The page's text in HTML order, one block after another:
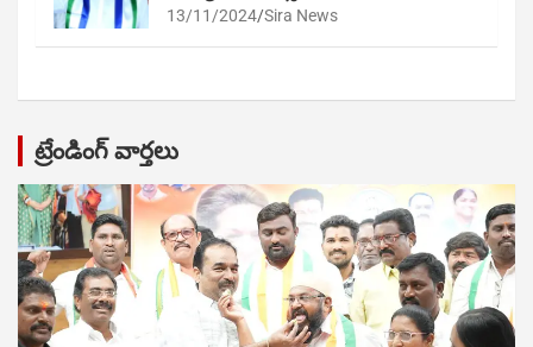
13/11/2024 Sira News
ట్రేండింగ్ వార్తలు